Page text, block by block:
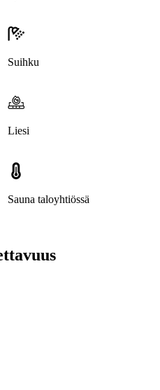
Suihku
Liesi
Sauna taloyhtiössä